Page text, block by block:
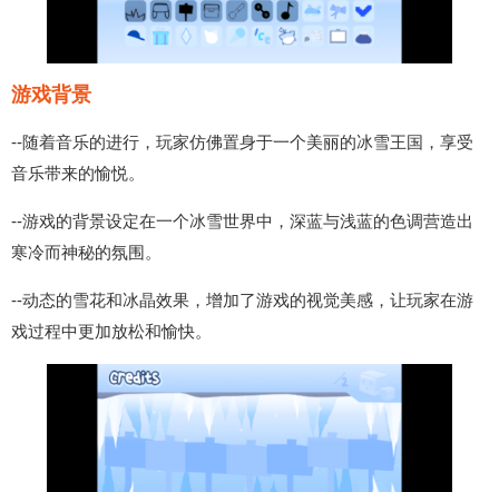
游戏背景
--随着音乐的进行，玩家仿佛置身于一个美丽的冰雪王国，享受
音乐带来的愉悦。
--游戏的背景设定在一个冰雪世界中，深蓝与浅蓝的色调营造出
寒冷而神秘的氛围。
--动态的雪花和冰晶效果，增加了游戏的视觉美感，让玩家在游
戏过程中更加放松和愉快。